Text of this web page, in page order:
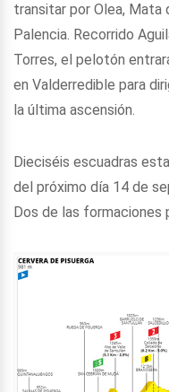
transitar por Olea, Mata
Palencia. Recorrido
Torres, el pelotón
en Valderredible para
la última ascensión.
Dieciséis escuadras
del próximo día 14 de
Dos de las formaciones